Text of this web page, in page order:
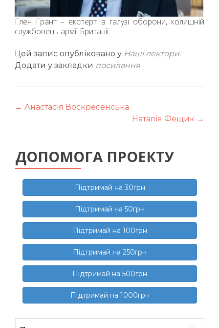
Глен Грант – експерт в галузі оборони, колишній
службовець армії Британії.
Цей запис опубліковано у Наші лектори.
Додати у закладки посилання.
Навігація
← Анастасія Воскресенська
Наталія Фещик →
ДОПОМОГА ПРОЕКТУ
Підтримай на 30грн
Підтримай на 50грн
Підтримай на 100грн
Підтримай на 250грн
Підтримай на 500грн
Підтримай на 1000грн